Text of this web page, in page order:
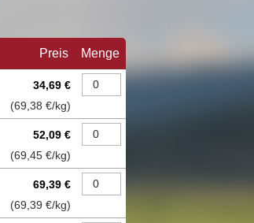
Preis Menge
34,69 €
(69,38 €/kg)
52,09 €
(69,45 €/kg)
69,39 €
(69,39 €/kg)